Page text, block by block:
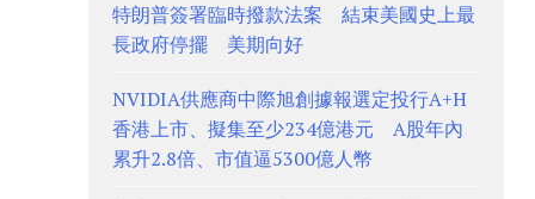
特朗普簽署臨時撥款法案 結束美國史上最
長政府停擺 美期向好
NVIDIA供應商中際旭創據報選定投行A+H
香港上市、擬集至少234億港元 A股年內
累升2.8倍、市值逼5300億人幣